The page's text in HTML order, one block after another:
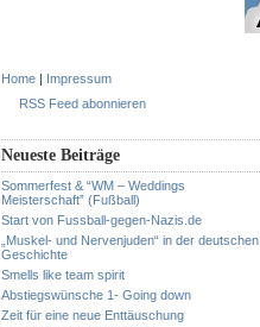
Home | Impressum
RSS Feed abonnieren
Neueste Beiträge
Sommerfest & “WM – Weddings
Meisterschaft” (Fußball)
Start von Fussball-gegen-Nazis.de
„Muskel- und Nervenjuden“ in der deutschen
Geschichte
Smells like team spirit
Abstiegswünsche 1- Going down
Zeit für eine neue Enttäuschung